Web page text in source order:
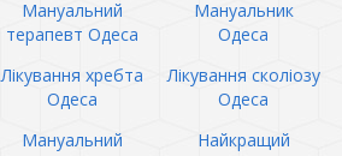
Мануальний
терапевт Одеса
Мануальник
Одеса
Лікування хребта
Одеса
Лікування сколіозу
Одеса
Мануальний
Найкращий